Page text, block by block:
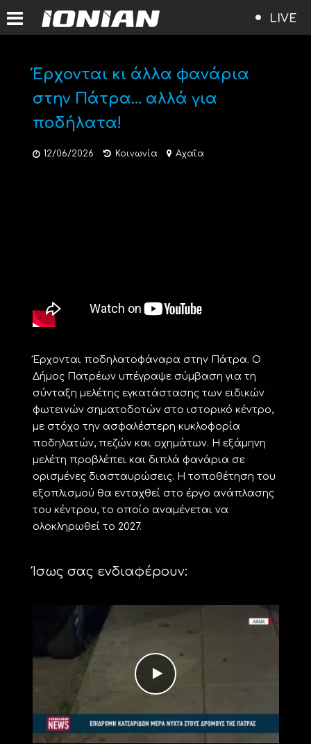
LIVE
Έρχονται κι άλλα φανάρια
στην Πάτρα… αλλά για
ποδήλατα!
12/06/2026 Κοινωνία Αχαΐα
Έρχονται ποδηλατοφάναρα στην Πάτρα. Ο
Δήμος Πατρέων υπέγραψε σύμβαση για τη
σύνταξη μελέτης εγκατάστασης των ειδικών
φωτεινών σηματοδοτών στο ιστορικό κέντρο,
με στόχο την ασφαλέστερη κυκλοφορία
ποδηλατών, πεζών και οχημάτων. Η εξάμηνη
μελέτη προβλέπει και διπλά φανάρια σε
ορισμένες διασταυρώσεις. Η τοποθέτηση του
εξοπλισμού θα ενταχθεί στο έργο ανάπλασης
του κέντρου, το οποίο αναμένεται να
ολοκληρωθεί το 2027.
Ίσως σας ενδιαφέρουν: